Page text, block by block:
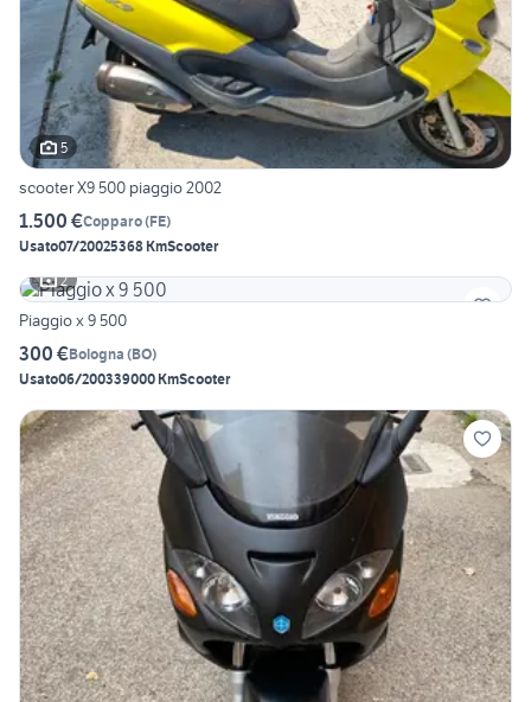
5
scooter X9 500 piaggio 2002
1.500 €Copparo(FE)
Usato07/20025368 KmScooter
2
Piaggio x 9 500
300 €Bologna (BO)
Usato06/200339000 KmScooter